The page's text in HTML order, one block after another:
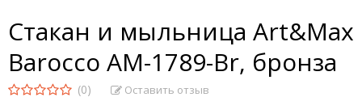
Стакан и мыльница Art&Max
Barocco AM-1789-Br, бронза
(0) Оставить отзыв